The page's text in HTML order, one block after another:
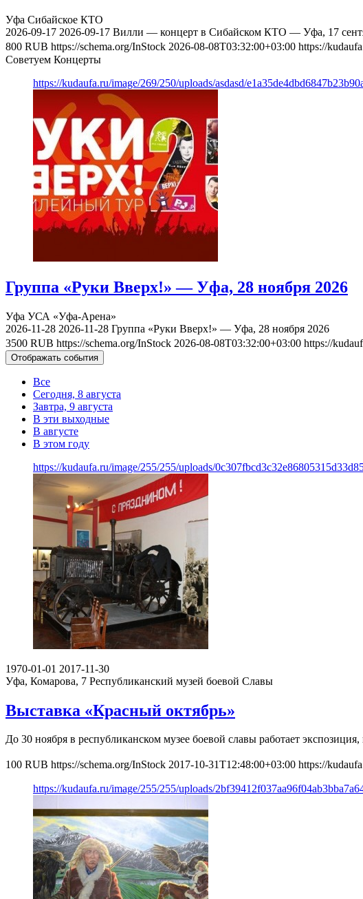
Уфа Сибайское КТО
2026-09-17 2026-09-17 Вилли — концерт в Сибайском КТО — Уфа, 17
800 RUB https://schema.org/InStock 2026-08-08T03:32:00+03:00 https://
Советуем Концерты
https://kudaufa.ru/image/269/250/uploads/asdasd/
Группа «Руки Вверх!» — Уфа, 28 ноября 2026
Уфа УСА «Уфа-Арена»
2026-11-28 2026-11-28 Группа «Руки Вверх!» — Уфа, 28 ноября 2026
3500 RUB https://schema.org/InStock 2026-08-08T03:32:00+03:00 https://
Отображать события
Все
Сегодня, 8 августа
Завтра, 9 августа
В эти выходные
В августе
В этом году
https://kudaufa.ru/image/255/255/uploads/
1970-01-01 2017-11-30
Уфа, Комарова, 7 Республиканский музей боевой Славы
Выставка «Красный октябрь»
До 30 ноября в республиканском музее боевой славы работает
100 RUB https://schema.org/InStock 2017-10-31T12:48:00+03:00 https://
https://kudaufa.ru/image/255/255/uploads/